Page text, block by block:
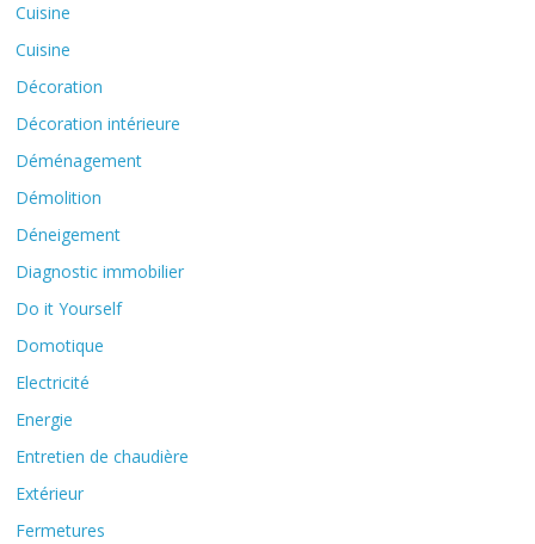
Cuisine
Cuisine
Décoration
Décoration intérieure
Déménagement
Démolition
Déneigement
Diagnostic immobilier
Do it Yourself
Domotique
Electricité
Energie
Entretien de chaudière
Extérieur
Fermetures